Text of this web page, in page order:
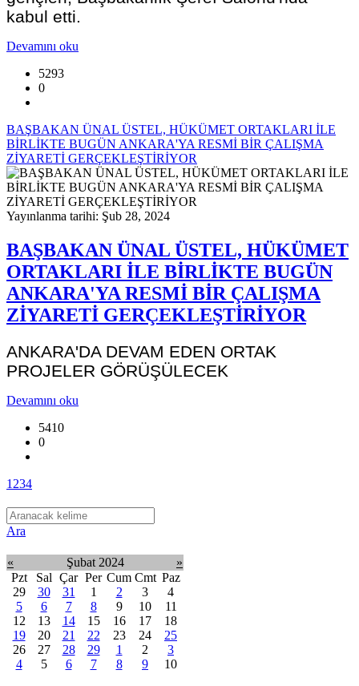
kabul etti.
Devamını oku
5293
0
BAŞBAKAN ÜNAL ÜSTEL, HÜKÜMET ORTAKLARI İLE
BİRLİKTE BUGÜN ANKARA'YA RESMİ BİR ÇALIŞMA
ZİYARETİ GERÇEKLEŞTİRİYOR
Yayınlanma tarihi: Şub 28, 2024
BAŞBAKAN ÜNAL ÜSTEL, HÜKÜMET
ORTAKLARI İLE BİRLİKTE BUGÜN
ANKARA'YA RESMİ BİR ÇALIŞMA
ZİYARETİ GERÇEKLEŞTİRİYOR
ANKARA'DA DEVAM EDEN ORTAK
PROJELER GÖRÜŞÜLECEK
Devamını oku
5410
0
1 234
Ara
« Şubat 2024
»
Pzt
Sal Çar Per Cum Cmt Paz
29
30 31 1 2 3
4
5
6 7 8 9 10
11
12
13 14 15 16 17
18
19
20 21 22 23 24
25
26
27 28 29 1 2
3
4
5 6 7 8 9 10